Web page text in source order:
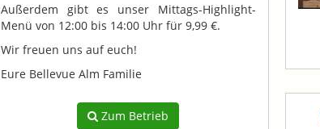
Außerdem gibt es unser Mittags-Highlight-
Menü von 12:00 bis 14:00 Uhr für 9,99 €.
Wir freuen uns auf euch!
Eure Bellevue Alm Familie
Zum Betrieb